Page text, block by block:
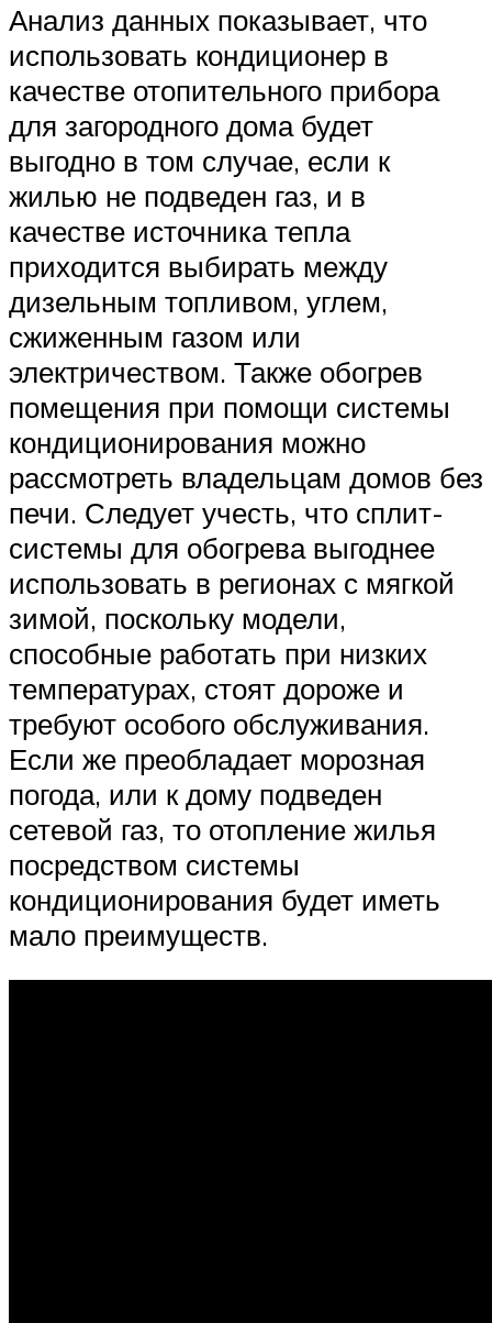
Анализ данных показывает, что
использовать кондиционер в
качестве отопительного прибора
для загородного дома будет
выгодно в том случае, если к
жилью не подведен газ, и в
качестве источника тепла
приходится выбирать между
дизельным топливом, углем,
сжиженным газом или
электричеством. Также обогрев
помещения при помощи системы
кондиционирования можно
рассмотреть владельцам домов без
печи. Следует учесть, что сплит-
системы для обогрева выгоднее
использовать в регионах с мягкой
зимой, поскольку модели,
способные работать при низких
температурах, стоят дороже и
требуют особого обслуживания.
Если же преобладает морозная
погода, или к дому подведен
сетевой газ, то отопление жилья
посредством системы
кондиционирования будет иметь
мало преимуществ.